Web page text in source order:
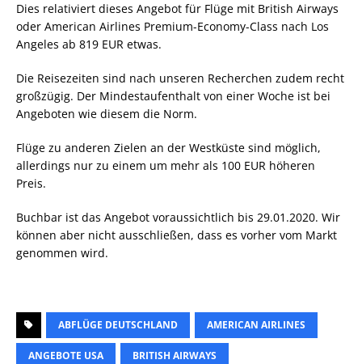
Dies relativiert dieses Angebot für Flüge mit British Airways
oder American Airlines Premium-Economy-Class nach Los
Angeles ab 819 EUR etwas.
Die Reisezeiten sind nach unseren Recherchen zudem recht
großzügig. Der Mindestaufenthalt von einer Woche ist bei
Angeboten wie diesem die Norm.
Flüge zu anderen Zielen an der Westküste sind möglich,
allerdings nur zu einem um mehr als 100 EUR höheren
Preis.
Buchbar ist das Angebot voraussichtlich bis 29.01.2020. Wir
können aber nicht ausschließen, dass es vorher vom Markt
genommen wird.
ABFLÜGE DEUTSCHLAND AMERICAN AIRLINES
ANGEBOTE USA BRITISH AIRWAYS